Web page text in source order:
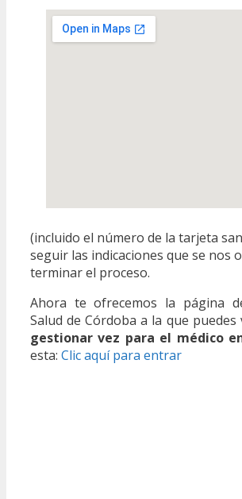
(incluido el número de la tarjeta
seguir las indicaciones que se nos
terminar el proceso.
Ahora te ofrecemos la página
Salud de Córdoba a la que
gestionar vez para el médico
esta: Clic aquí para entrar